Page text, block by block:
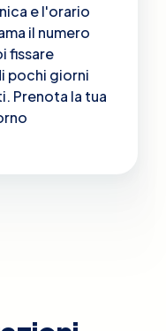
e l'orario
il numero
fissare
pochi giorni
Prenota la tua